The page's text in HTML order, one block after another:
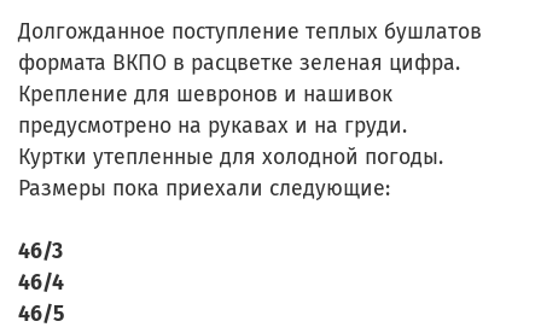
Долгожданное поступление теплых бушлатов
формата ВКПО в расцветке зеленая цифра.
Крепление для шевронов и нашивок
предусмотрено на рукавах и на груди.
Куртки утепленные для холодной погоды.
Размеры пока приехали следующие:
46/3
46/4
46/5